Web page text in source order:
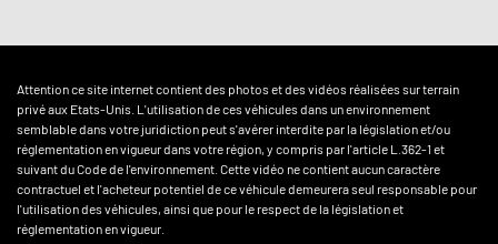
Attention ce site internet contient des photos et des vidéos réalisées sur terrain
privé aux Etats-Unis. L'utilisation de ces véhicules dans un environnement
semblable dans votre juridiction peut s'avérer interdite par la législation et/ou
réglementation en vigueur dans votre région, y compris par l'article L.362-1 et
suivant du Code de l'environnement. Cette vidéo ne contient aucun caractère
contractuel et l'acheteur potentiel de ce véhicule demeurera seul responsable pour
l'utilisation des véhicules, ainsi que pour le respect de la législation et
réglementation en vigueur.